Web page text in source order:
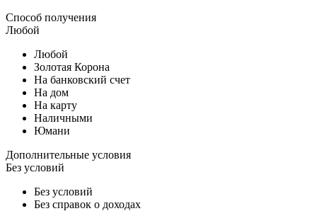
Способ получения
Любой
Любой
Золотая Корона
На банковский счет
На дом
На карту
Наличными
Юмани
Дополнительные условия
Без условий
Без условий
Без справок о доходах